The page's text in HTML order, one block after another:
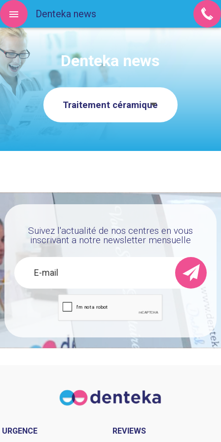
Denteka news
Traitement céramique
Suivez l'actualité de nos centres en vous
inscrivant a notre newsletter mensuelle
URGENCE REVIEWS
Denteka news